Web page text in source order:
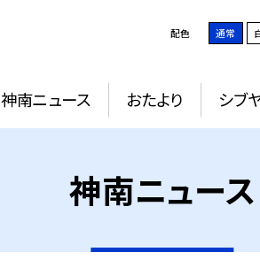
配色 通常
神南ニュース おたより シブ
神南ニュース